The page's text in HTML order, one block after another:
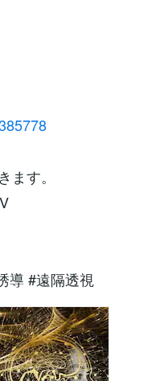
す。
導 #遠隔透視